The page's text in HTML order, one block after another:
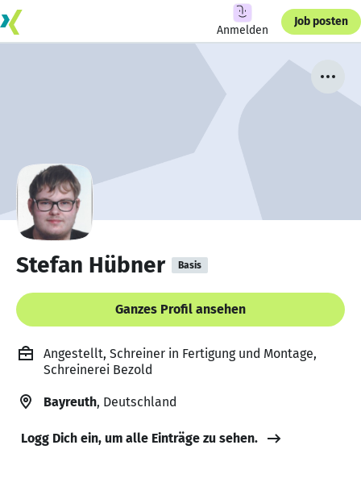
Anmelden
Job posten
Stefan Hübner Basis
Ganzes Profil ansehen
Angestellt, Schreiner in Fertigung und Montage,
Schreinerei Bezold
Bayreuth, Deutschland
Logg Dich ein, um alle Einträge zu sehen.